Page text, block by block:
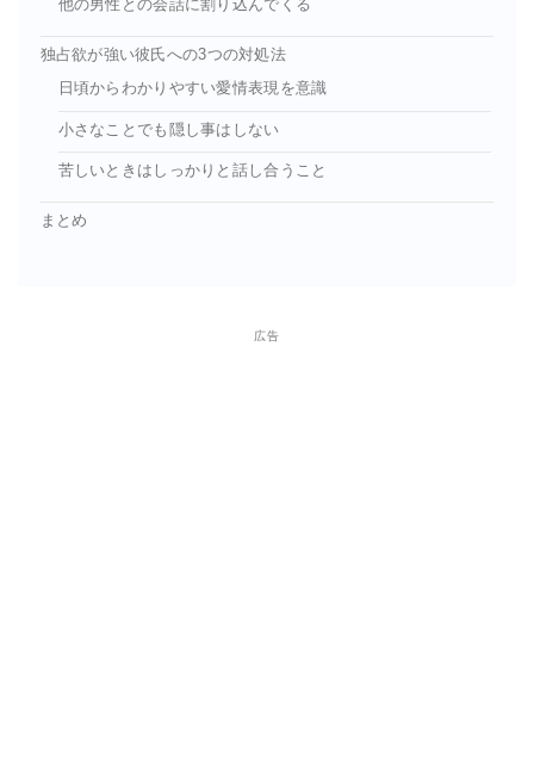
他の男性との会話に割り込んでくる
独占欲が強い彼氏への3つの対処法
日頃からわかりやすい愛情表現を意識
小さなことでも隠し事はしない
苦しいときはしっかりと話し合うこと
まとめ
広告